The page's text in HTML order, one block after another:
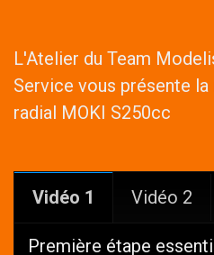
L'Atelier du Team
Service vous présente
radial MOKI S250cc
Vidéo 1 Vidéo 2
Première étape